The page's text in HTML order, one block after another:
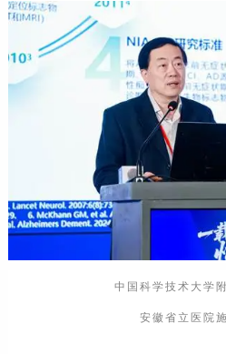
中国科学技术大学
安徽省立医院